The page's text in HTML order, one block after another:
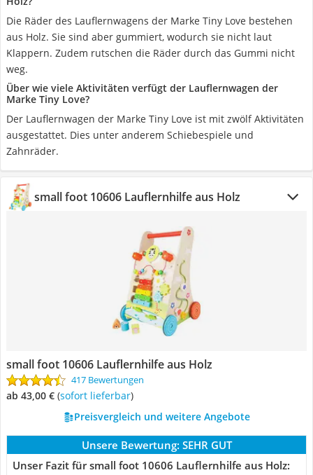
Die Räder des Lauflernwagens der Marke Tiny Love bestehen
aus Holz. Sie sind aber gummiert, wodurch sie nicht laut
Klappern. Zudem rutschen die Räder durch das Gummi nicht
weg.
Über wie viele Aktivitäten verfügt der Lauflernwagen der
Marke Tiny Love?
Der Lauflernwagen der Marke Tiny Love ist mit zwölf Aktivitäten
ausgestattet. Dies unter anderem Schiebespiele und
Zahnräder.
small foot 10606 Lauflernhilfe aus Holz
small foot 10606 Lauflernhilfe aus Holz
417 Bewertungen
ab 43,00 € ( Sofort lieferbar)
Preisvergleich und weitere Angebote
Unsere Bewertung: SEHR GUT
Unser Fazit für small foot 10606 Lauflernhilfe aus Holz: